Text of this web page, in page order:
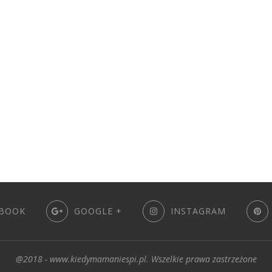
GOOGLE + INSTAGRAM
@2018 - www.kiedymamaniespi.pl. Wszelkie prawa zastrzeżone